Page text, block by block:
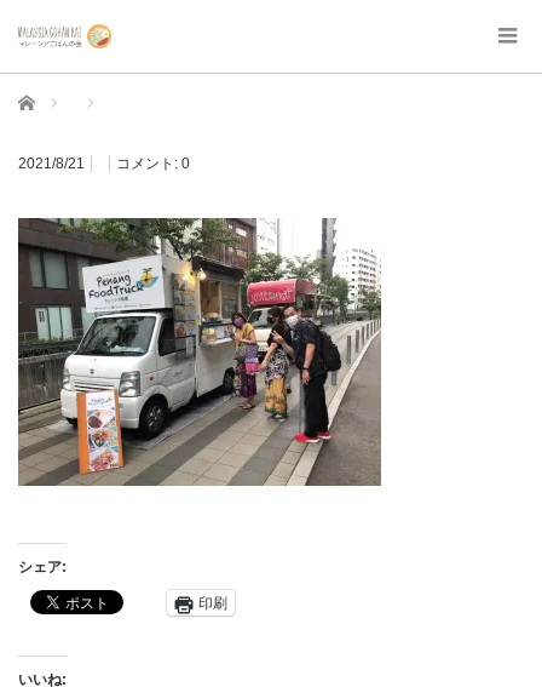
ホーム
2021/8/21 コメント: 0
シェア:
印刷
いいね: